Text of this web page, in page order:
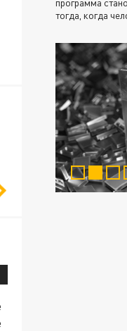
программа
тогда, когда